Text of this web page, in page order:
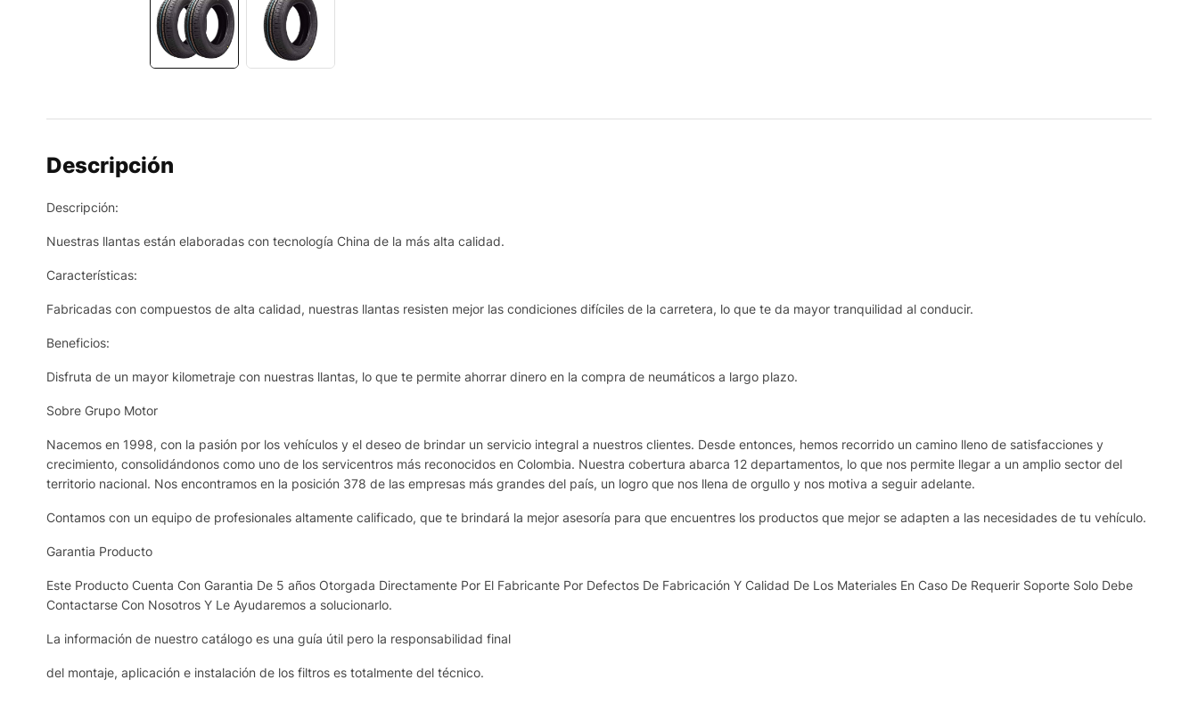
Descripción
Descripción:
Nuestras llantas están elaboradas con tecnología China de la más alta calidad.
Características:
Fabricadas con compuestos de alta calidad, nuestras llantas resisten mejor las condiciones difíciles de la carretera, lo que te da mayor tranquilidad al conducir.
Beneficios:
Disfruta de un mayor kilometraje con nuestras llantas, lo que te permite ahorrar dinero en la compra de neumáticos a largo plazo.
Sobre Grupo Motor
Nacemos en 1998, con la pasión por los vehículos y el deseo de brindar un servicio integral a nuestros clientes. Desde entonces, hemos recorrido un camino lleno de satisfacciones y
crecimiento, consolidándonos como uno de los servicentros más reconocidos en Colombia. Nuestra cobertura abarca 12 departamentos, lo que nos permite llegar a un amplio sector del
territorio nacional. Nos encontramos en la posición 378 de las empresas más grandes del país, un logro que nos llena de orgullo y nos motiva a seguir adelante.
Contamos con un equipo de profesionales altamente calificado, que te brindará la mejor asesoría para que encuentres los productos que mejor se adapten a las necesidades de tu vehículo.
Garantia Producto
Este Producto Cuenta Con Garantia De 5 años Otorgada Directamente Por El Fabricante Por Defectos De Fabricación Y Calidad De Los Materiales En Caso De Requerir Soporte Solo Debe
Contactarse Con Nosotros Y Le Ayudaremos a solucionarlo.
La información de nuestro catálogo es una guía útil pero la responsabilidad final
del montaje, aplicación e instalación de los filtros es totalmente del técnico.